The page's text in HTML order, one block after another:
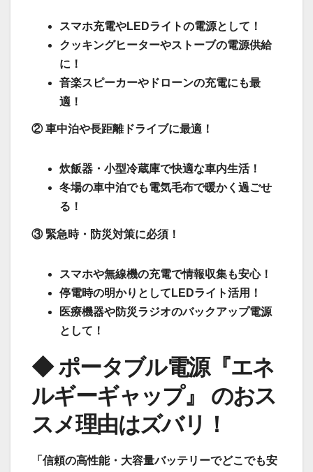
スマホ充電やLEDライトの電源として！
クッキングヒーターやストーブの電源供給
に！
音楽スピーカーやドローンの充電にも最
適！
② 車中泊や長距離ドライブに最適！
炊飯器・小型冷蔵庫で快適な車内生活！
冬場の車中泊でも電気毛布で暖かく過ごせ
る！
③ 緊急時・防災対策に必須！
スマホや無線機の充電で情報収集も安心！
停電時の明かりとしてLEDライト活用！
医療機器や防災ラジオのバックアップ電源
として！
◆ ポータブル電源『エネ
ルギーギャップ』 のおス
スメ理由はズバリ！
「信頼の高性能・大容量バッテリーでどこでも安